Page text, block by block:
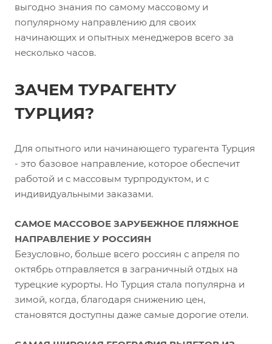
выгодно знания по самому массовому и
популярному направлению для своих
начинающих и опытных менеджеров всего за
несколько часов.
ЗАЧЕМ ТУРАГЕНТУ
ТУРЦИЯ?
Для опытного или начинающего турагента Турция
- это базовое направление, которое обеспечит
работой и с массовым турпродуктом, и с
индивидуальными заказами.
САМОЕ МАССОВОЕ ЗАРУБЕЖНОЕ ПЛЯЖНОЕ
НАПРАВЛЕНИЕ У РОССИЯН
Безусловно, больше всего россиян с апреля по
октябрь отправляется в заграничный отдых на
турецкие курорты. Но Турция стала популярна и
зимой, когда, благодаря снижению цен,
становятся доступны даже самые дорогие отели.